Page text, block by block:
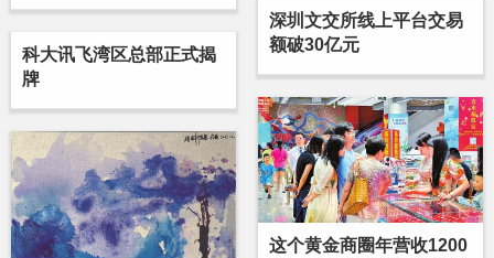
深圳文交所线上平台交易
额破30亿元
科大讯飞湾区总部正式揭
牌
这个黄金商圈年营收1200